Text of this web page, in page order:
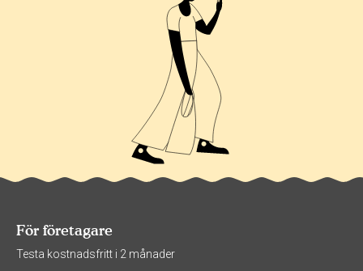
För företagare
Testa kostnadsfritt i 2 månader